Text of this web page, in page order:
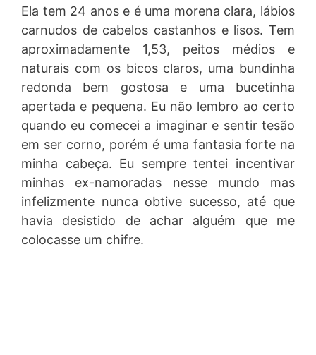
Ela tem 24 anos e é uma morena clara, lábios
carnudos de cabelos castanhos e lisos. Tem
aproximadamente 1,53, peitos médios e
naturais com os bicos claros, uma bundinha
redonda bem gostosa e uma bucetinha
apertada e pequena. Eu não lembro ao certo
quando eu comecei a imaginar e sentir tesão
em ser corno, porém é uma fantasia forte na
minha cabeça. Eu sempre tentei incentivar
minhas ex-namoradas nesse mundo mas
infelizmente nunca obtive sucesso, até que
havia desistido de achar alguém que me
colocasse um chifre.